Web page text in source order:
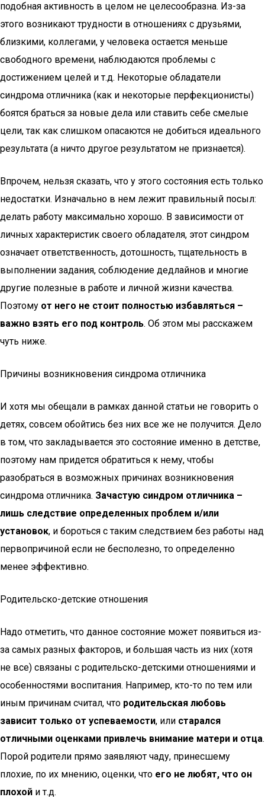
подобная активность в целом не целесообразна. Из-за
этого возникают трудности в отношениях с друзьями,
близкими, коллегами, у человека остается меньше
свободного времени, наблюдаются проблемы с
достижением целей и т.д. Некоторые обладатели
синдрома отличника (как и некоторые перфекционисты)
боятся браться за новые дела или ставить себе смелые
цели, так как слишком опасаются не добиться идеального
результата (а ничто другое результатом не признается).
Впрочем, нельзя сказать, что у этого состояния есть только
недостатки. Изначально в нем лежит правильный посыл:
делать работу максимально хорошо. В зависимости от
личных характеристик своего обладателя, этот синдром
означает ответственность, дотошность, тщательность в
выполнении задания, соблюдение дедлайнов и многие
другие полезные в работе и личной жизни качества.
Поэтому от него не стоит полностью избавляться –
важно взять его под контроль. Об этом мы расскажем
чуть ниже.
Причины возникновения синдрома отличника
И хотя мы обещали в рамках данной статьи не говорить о
детях, совсем обойтись без них все же не получится. Дело
в том, что закладывается это состояние именно в детстве,
поэтому нам придется обратиться к нему, чтобы
разобраться в возможных причинах возникновения
синдрома отличника. Зачастую синдром отличника –
лишь следствие определенных проблем и/или
установок, и бороться с таким следствием без работы над
первопричиной если не бесполезно, то определенно
менее эффективно.
Родительско-детские отношения
Надо отметить, что данное состояние может появиться из-
за самых разных факторов, и большая часть из них (хотя
не все) связаны с родительско-детскими отношениями и
особенностями воспитания. Например, кто-то по тем или
иным причинам считал, что родительская любовь
зависит только от успеваемости, или старался
отличными оценками привлечь внимание матери и отца.
Порой родители прямо заявляют чаду, принесшему
плохие, по их мнению, оценки, что его не любят, что он
плохой и т.д.